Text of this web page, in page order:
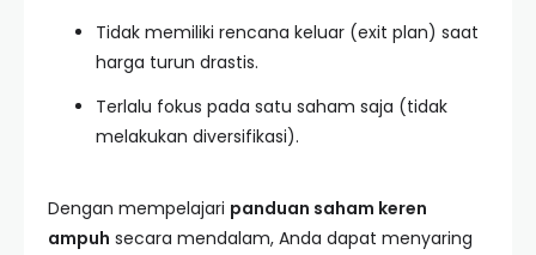
Tidak memiliki rencana keluar (exit plan) saat
harga turun drastis.
Terlalu fokus pada satu saham saja (tidak
melakukan diversifikasi).
Dengan mempelajari panduan saham keren
ampuh secara mendalam, Anda dapat menyaring